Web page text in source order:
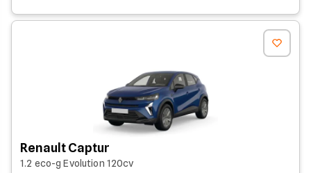
Renault Captur
1.2 eco-g Evolution 120cv